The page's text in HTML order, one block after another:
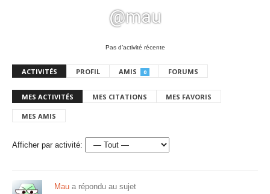
@mau
Pas d’activité récente
ACTIVITÉS PROFIL AMIS 0 FORUMS
MES ACTIVITÉS MES CITATIONS MES FAVORIS
MES AMIS
Afficher par activité:
Mau a répondu au sujet